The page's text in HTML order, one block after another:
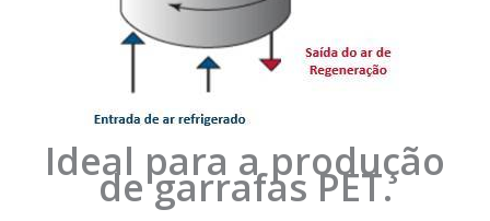
Ideal para a produção
de garrafas PET.